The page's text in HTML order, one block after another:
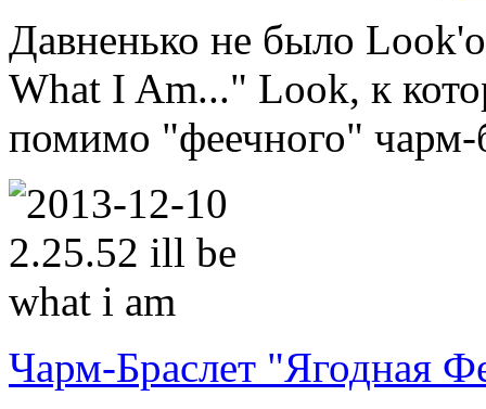
Давненько не было
What I Am..." Look, к
помимо "феечного" чарм-
Чарм-Браслет "Ягодная